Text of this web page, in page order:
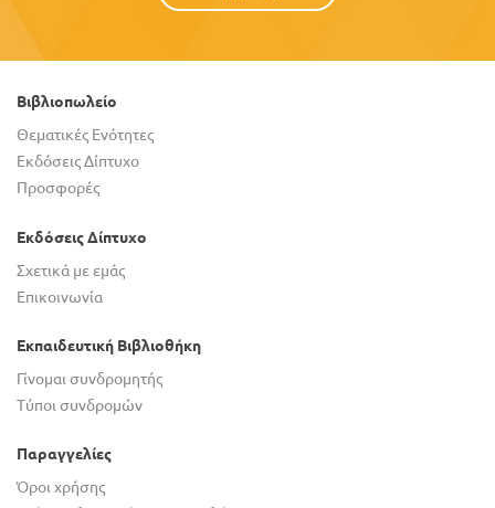
Βιβλιοπωλείο
Θεματικές Ενότητες
Εκδόσεις Δίπτυχο
Προσφορές
Εκδόσεις Δίπτυχο
Σχετικά με εμάς
Επικοινωνία
Εκπαιδευτική Βιβλιοθήκη
Γίνομαι συνδρομητής
Τύποι συνδρομών
Παραγγελίες
Όροι χρήσης